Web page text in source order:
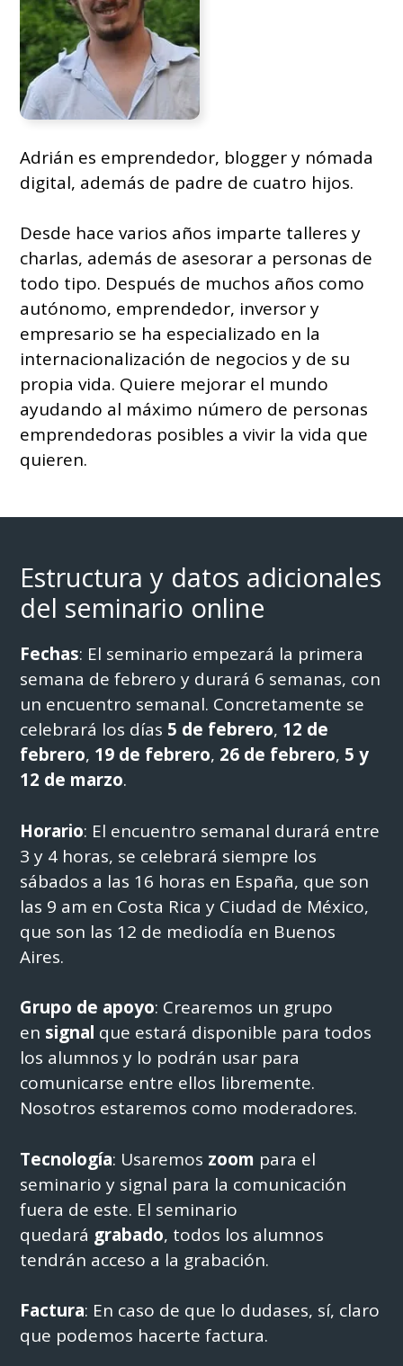
Adrián es emprendedor, blogger y nómada
digital, además de padre de cuatro hijos.
Desde hace varios años imparte talleres y
charlas, además de asesorar a personas de
todo tipo. Después de muchos años como
autónomo, emprendedor, inversor y
empresario se ha especializado en la
internacionalización de negocios y de su
propia vida. Quiere mejorar el mundo
ayudando al máximo número de personas
emprendedoras posibles a vivir la vida que
quieren.
Estructura y datos adicionales
del seminario online
Fechas: El seminario empezará la primera
semana de febrero y durará 6 semanas, con
un encuentro semanal. Concretamente se
celebrará los días 5 de febrero, 12 de
febrero, 19 de febrero, 26 de febrero, 5 y
12 de marzo.
Horario: El encuentro semanal durará entre
3 y 4 horas, se celebrará siempre los
sábados a las 16 horas en España, que son
las 9 am en Costa Rica y Ciudad de México,
que son las 12 de mediodía en Buenos
Aires.
Grupo de apoyo: Crearemos un grupo
en signal que estará disponible para todos
los alumnos y lo podrán usar para
comunicarse entre ellos libremente.
Nosotros estaremos como moderadores.
Tecnología: Usaremos zoom para el
seminario y signal para la comunicación
fuera de este. El seminario
quedará grabado, todos los alumnos
tendrán acceso a la grabación.
Factura: En caso de que lo dudases, sí, claro
que podemos hacerte factura.